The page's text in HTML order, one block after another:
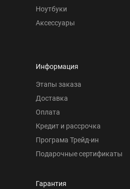
Ноутбуки
Аксессуары
Информация
Этапы заказа
Доставка
Оплата
Кредит и рассрочка
Програма Трейд-ин
Подарочные сертификаты
Гарантия